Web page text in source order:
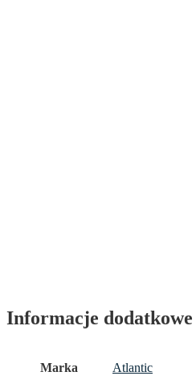
Informacje dodatkowe
Marka Atlantic